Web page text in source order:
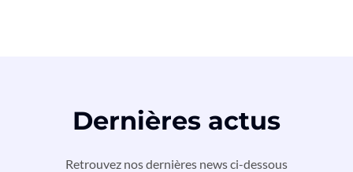
Dernières actus
Retrouvez nos dernières news ci-dessous